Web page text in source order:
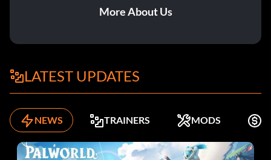
More About Us
LATEST UPDATES
NEWS TRAINERS MODS